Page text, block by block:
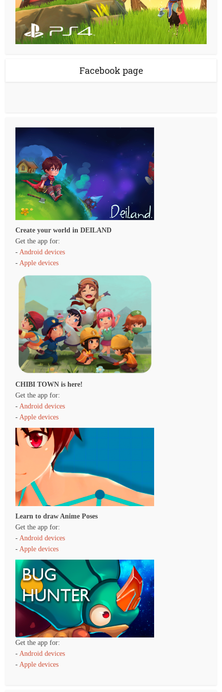
Facebook page
Create your world in DEILAND
Get the app for:
- Android devices
- Apple devices
CHIBI TOWN is here!
Get the app for:
-Android devices
-Apple devices
Learn to draw Anime Poses
Get the app for:
- Android devices
- Apple devices
Get the app for:
-Android devices
-Apple devices